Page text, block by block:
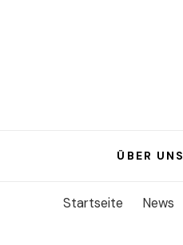
ÜBER UNS
Startseite News